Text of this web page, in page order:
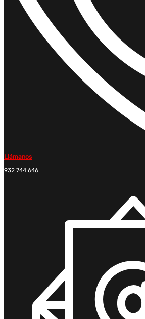
Llámanos
932 744 646